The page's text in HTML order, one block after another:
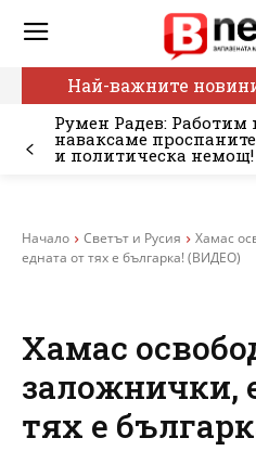
Най-важните
Румен Радев: Работим
наваксаме
и политическа немощ!
Начало Светът и Русия
Хамас
едната от тях е българка! (ВИДЕО)
Хамас
заложнички,
тях е